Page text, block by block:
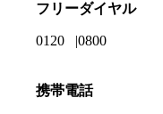
フリーダイヤル
0120 0800
携帯電話